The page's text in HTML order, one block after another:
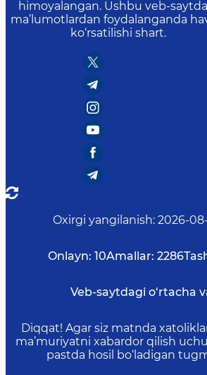
himoyalangan. Ushbu veb-
ma’lumotlardan foydalanganda
ko‘rsatilishi shart.
Oxirgi yangilanish: 2026-08-
Onlayn: 10Amallar: 2286
Veb-saytdagi o‘rtacha
Diqqat! Agar siz matnda
ma’muriyatni xabardor qilish
pastda hosil bo‘ladigan